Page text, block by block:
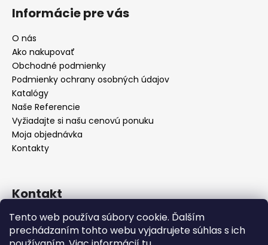
Tento web používa súbory cookie. Ďalším
prechádzaním tohto webu vyjadrujete súhlas s ich
Informácie pre vás
O nás
Ako nakupovať
Obchodné podmienky
Podmienky ochrany osobných údajov
Katalógy
Naše Referencie
Vyžiadajte si našu cenovú ponuku
Moja objednávka
Kontakty
Kontakt
info@seevey.sk
+421 907 167 346